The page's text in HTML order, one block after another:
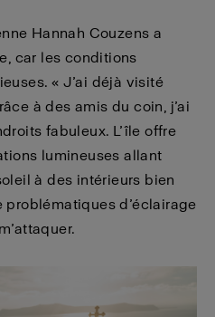
Hannah Couzens a
car les conditions
« J’ai déjà visité
à des amis du coin, j’ai
fabuleux. L’île offre
lumineuses allant
à des intérieurs bien
d’éclairage